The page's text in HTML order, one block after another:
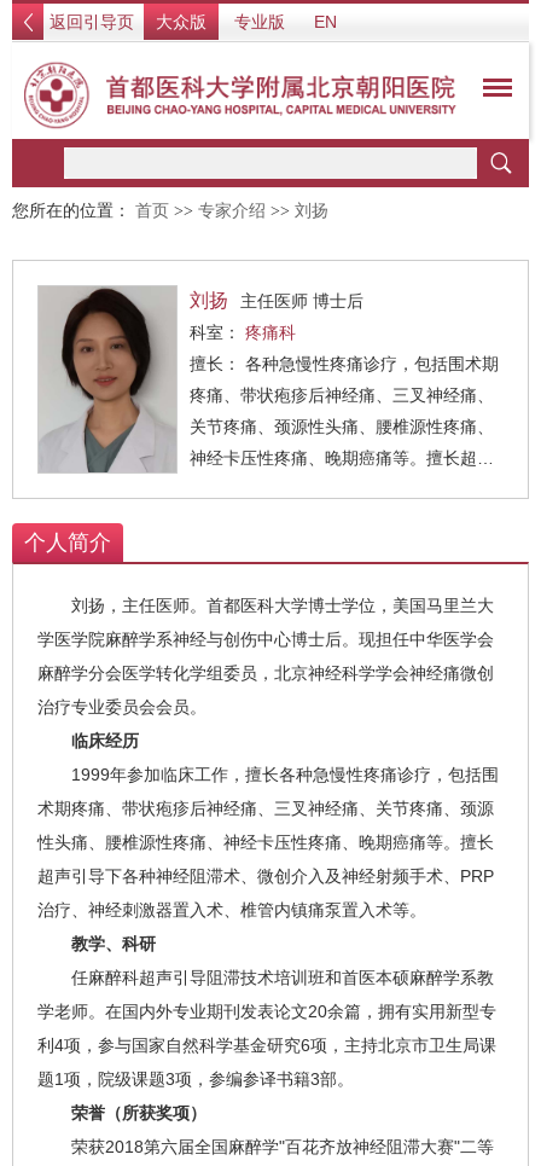
返回引导页 大众版 专业版 EN
您所在的位置： 首页 >> 专家介绍 >> 刘扬
刘扬
主任医师 博士后
科室： 疼痛科
擅长： 各种急慢性疼痛诊疗，包括围术期
疼痛、带状疱疹后神经痛、三叉神经痛、
关节疼痛、颈源性头痛、腰椎源性疼痛、
神经卡压性疼痛、晚期癌痛等。擅长超声
个人简介
刘扬，主任医师。首都医科大学博士学位，美国马里兰大
学医学院麻醉学系神经与创伤中心博士后。现担任中华医学会
麻醉学分会医学转化学组委员，北京神经科学学会神经痛微创
治疗专业委员会会员。
临床经历
1999年参加临床工作，擅长各种急慢性疼痛诊疗，包括围
术期疼痛、带状疱疹后神经痛、三叉神经痛、关节疼痛、颈源
性头痛、腰椎源性疼痛、神经卡压性疼痛、晚期癌痛等。擅长
超声引导下各种神经阻滞术、微创介入及神经射频手术、PRP
治疗、神经刺激器置入术、椎管内镇痛泵置入术等。
教学、科研
任麻醉科超声引导阻滞技术培训班和首医本硕麻醉学系教
学老师。在国内外专业期刊发表论文20余篇，拥有实用新型专
利4项，参与国家自然科学基金研究6项，主持北京市卫生局课
题1项，院级课题3项，参编参译书籍3部。
荣誉（所获奖项）
荣获2018第六届全国麻醉学"百花齐放神经阻滞大赛"二等